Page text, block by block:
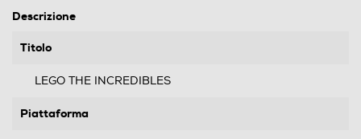
Descrizione
Titolo
LEGO THE INCREDIBLES
Piattaforma